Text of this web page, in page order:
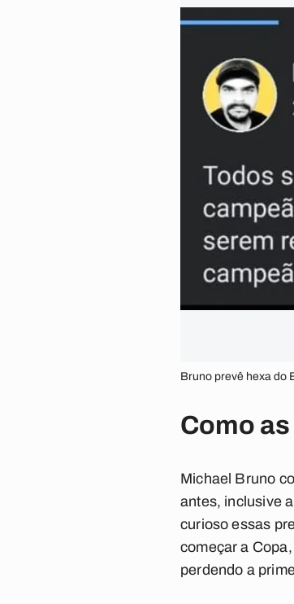
Bruno prevê hexa do
Como
Michael Bruno
antes, inclusive
curioso essas
começar a
perdendo a